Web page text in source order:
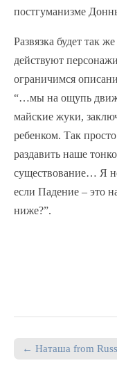
постгуманизме
Развязка будет так
действуют
ограничимся
“…мы на ощупь
майские жуки,
ребенком. Так
раздавить наше
существование… Я
если Падение – это
ниже?”.
← Наташа from